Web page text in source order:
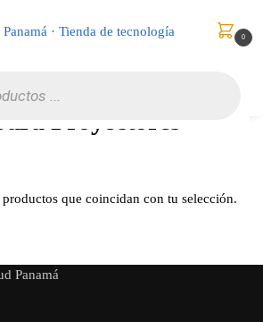
0
Proyectores
que coincidan con tu selección.